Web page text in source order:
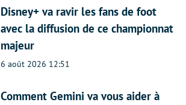
Disney+ va ravir les fans de foot
avec la diffusion de ce championnat
majeur
6 août 2026 12:51
Comment Gemini va vous aider à